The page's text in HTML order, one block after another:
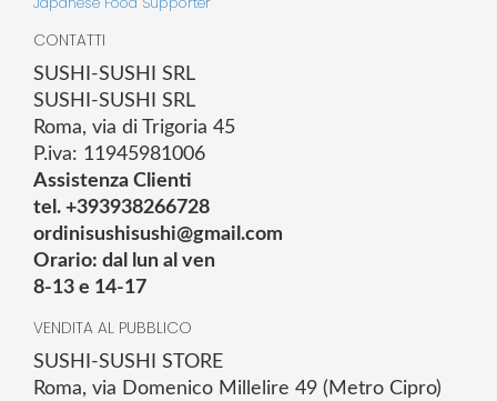
CONTATTI
SUSHI-SUSHI SRL
SUSHI-SUSHI SRL
Roma, via di Trigoria 45
P.iva: 11945981006
Assistenza Clienti
tel. +393938266728
ordinisushisushi@gmail.com
Orario: dal lun al ven
8-13 e 14-17
VENDITA AL PUBBLICO
SUSHI-SUSHI STORE
Roma, via Domenico Millelire 49 (Metro Cipro)